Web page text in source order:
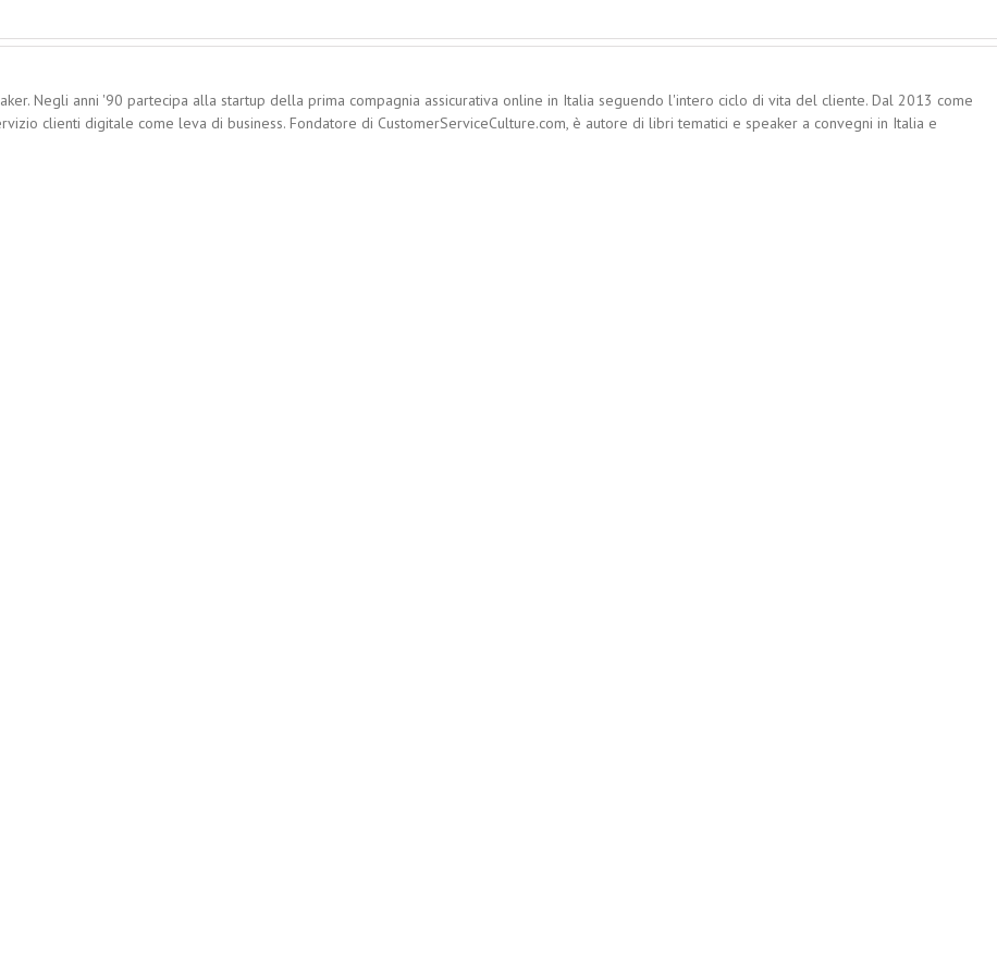
Negli anni '90 partecipa alla startup della prima compagnia assicurativa online in Italia seguendo l'intero ciclo di vita del cliente. Dal 2013 come
clienti digitale come leva di business. Fondatore di CustomerServiceCulture.com, è autore di libri tematici e speaker a convegni in Italia e